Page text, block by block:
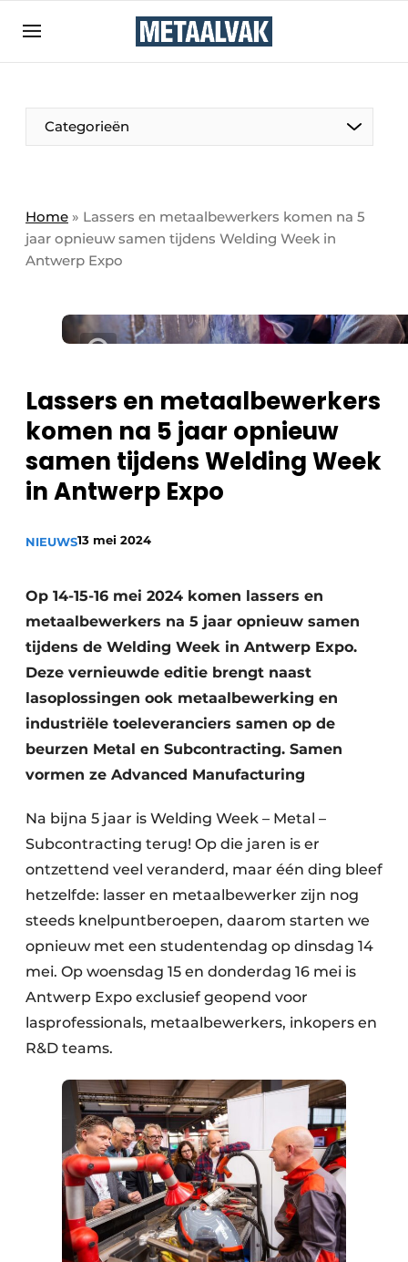
Bedrijven
Contact
Eigen content aanleveren
Evenement aanmelden
Home
Nieuwsbrief
Privacy / Cookie statement
Vacature aanmelden
Vacatures
Video’s
Categorieën
Home » Lassers en metaalbewerkers komen na 5
jaar opnieuw samen tijdens Welding Week in
Antwerp Expo
Lassers en metaalbewerkers
komen na 5 jaar opnieuw
samen tijdens Welding Week
in Antwerp Expo
NIEUWS13 mei 2024
Op 14-15-16 mei 2024 komen lassers en
metaalbewerkers na 5 jaar opnieuw samen
tijdens de Welding Week in Antwerp Expo.
Deze vernieuwde editie brengt naast
lasoplossingen ook metaalbewerking en
industriële toeleveranciers samen op de
beurzen Metal en Subcontracting. Samen
vormen ze Advanced Manufacturing
Na bijna 5 jaar is Welding Week – Metal –
Subcontracting terug! Op die jaren is er
ontzettend veel veranderd, maar één ding bleef
hetzelfde: lasser en metaalbewerker zijn nog
steeds knelpuntberoepen, daarom starten we
opnieuw met een studentendag op dinsdag 14
mei. Op woensdag 15 en donderdag 16 mei is
Antwerp Expo exclusief geopend voor
lasprofessionals, metaalbewerkers, inkopers en
R&D teams.